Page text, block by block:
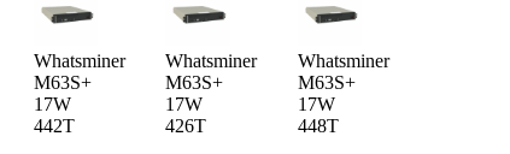
Whatsminer
M63S+
17W
442T
Whatsminer
M63S+
17W
426T
Whatsminer
M63S+
17W
448T